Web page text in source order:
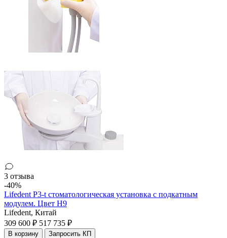
3 отзыва
-40%
Lifedent P3-t стоматологическая установка с подкатным
модулем. Цвет H9
Lifedent, Китай
309 600 ₽ 517 735 ₽
В корзину Запросить КП